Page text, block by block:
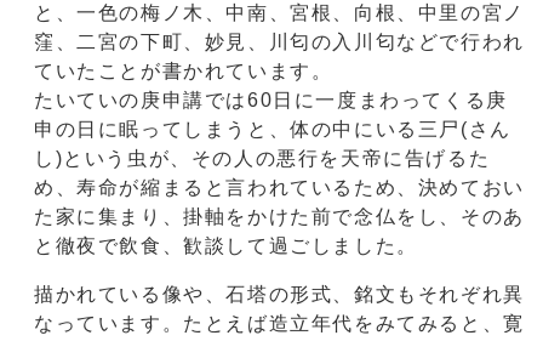
と、一色の梅ノ木、中南、宮根、向根、中里の宮ノ
窪、二宮の下町、妙見、川匂の入川匂などで行われ
ていたことが書かれています。
たいていの庚申講では60日に一度まわってくる庚
申の日に眠ってしまうと、体の中にいる三尸(さん
し)という虫が、その人の悪行を天帝に告げるた
め、寿命が縮まると言われているため、決めておい
た家に集まり、掛軸をかけた前で念仏をし、そのあ
と徹夜で飲食、歓談して過ごしました。
描かれている像や、石塔の形式、銘文もそれぞれ異
なっています。たとえば造立年代をみてみると、寛